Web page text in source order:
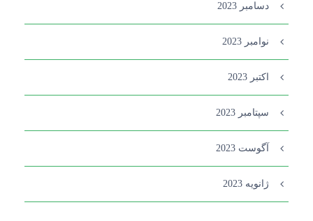
دسامبر 2023
نوامبر 2023
اکتبر 2023
سپتامبر 2023
آگوست 2023
ژانویه 2023